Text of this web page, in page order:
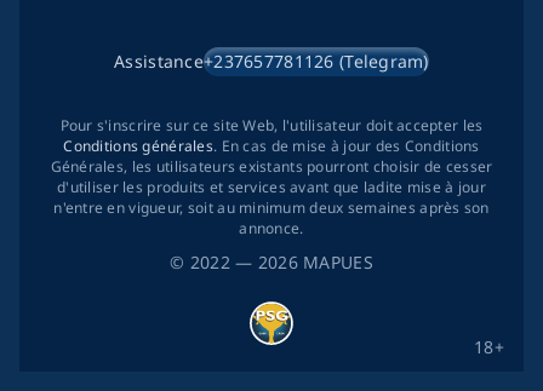
© 2022— 2026 MAPUES
Assistance+237657781126 (Telegram)
18+
Pour s'inscrire sur ce site Web, l'utilisateur doit accepter les
Conditions générales. En cas de mise à jour des Conditions
Générales, les utilisateurs existants pourront choisir de cesser
d'utiliser les produits et services avant que ladite mise à jour
n'entre en vigueur, soit au minimum deux semaines après son
annonce.